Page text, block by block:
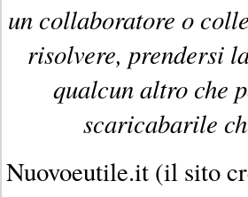
un collaboratore o
risolvere, prendersi
qualcun altro che
scaricabarile
Nuovoeutile.it (il sito